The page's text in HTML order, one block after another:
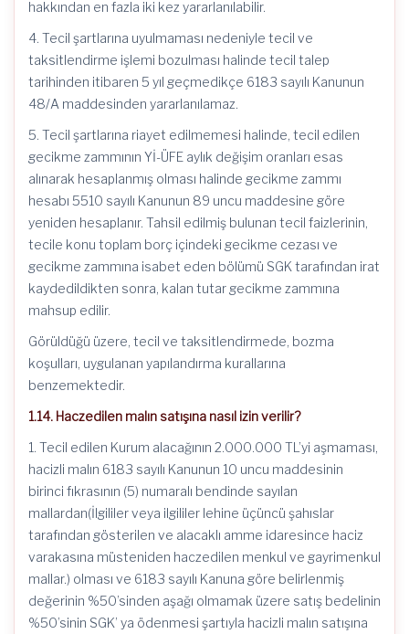
hakkından en fazla iki kez yararlanılabilir.
4. Tecil şartlarına uyulmaması nedeniyle tecil ve
taksitlendirme işlemi bozulması halinde tecil talep
tarihinden itibaren 5 yıl geçmedikçe 6183 sayılı Kanunun
48/A maddesinden yararlanılamaz.
5. Tecil şartlarına riayet edilmemesi halinde, tecil edilen
gecikme zammının Yİ-ÜFE aylık değişim oranları esas
alınarak hesaplanmış olması halinde gecikme zammı
hesabı 5510 sayılı Kanunun 89 uncu maddesine göre
yeniden hesaplanır. Tahsil edilmiş bulunan tecil faizlerinin,
tecile konu toplam borç içindeki gecikme cezası ve
gecikme zammına isabet eden bölümü SGK tarafından irat
kaydedildikten sonra, kalan tutar gecikme zammına
mahsup edilir.
Görüldüğü üzere, tecil ve taksitlendirmede, bozma
koşulları, uygulanan yapılandırma kurallarına
benzemektedir.
1.14. Haczedilen malın satışına nasıl izin verilir?
1. Tecil edilen Kurum alacağının 2.000.000 TL’yi aşmaması,
hacizli malın 6183 sayılı Kanunun 10 uncu maddesinin
birinci fıkrasının (5) numaralı bendinde sayılan
mallardan(İlgililer veya ilgililer lehine üçüncü şahıslar
tarafından gösterilen ve alacaklı amme idaresince haciz
varakasına müsteniden haczedilen menkul ve gayrimenkul
mallar.) olması ve 6183 sayılı Kanuna göre belirlenmiş
değerinin %50’sinden aşağı olmamak üzere satış bedelinin
%50’sinin SGK’ ya ödenmesi şartıyla hacizli malın satışına